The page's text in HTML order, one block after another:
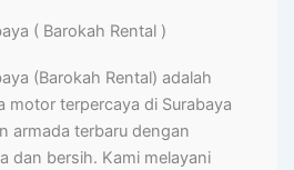
( Barokah Rental )
(Barokah Rental) adalah
motor terpercaya di Surabaya
armada terbaru dengan
dan bersih. Kami melayani